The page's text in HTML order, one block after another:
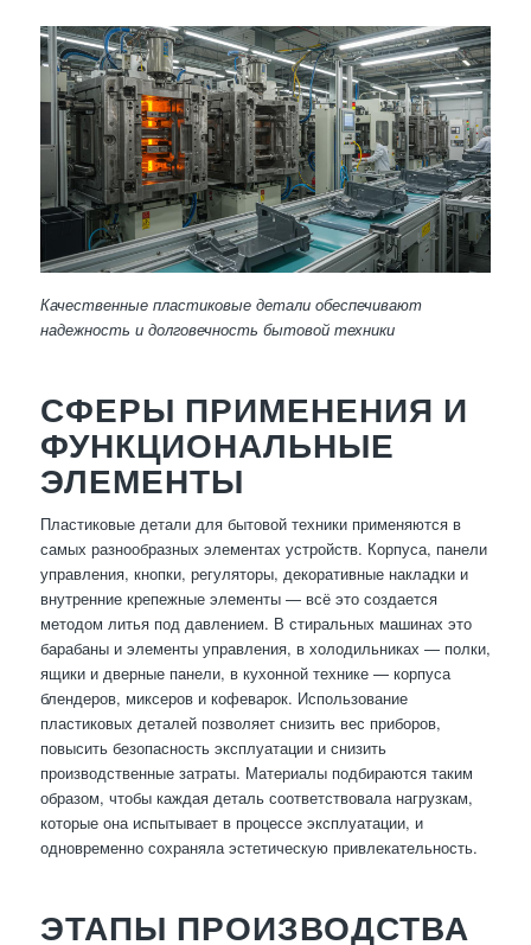
Качественные пластиковые детали обеспечивают
надежность и долговечность бытовой техники
СФЕРЫ ПРИМЕНЕНИЯ И
ФУНКЦИОНАЛЬНЫЕ
ЭЛЕМЕНТЫ
Пластиковые детали для бытовой техники применяются в
самых разнообразных элементах устройств. Корпуса, панели
управления, кнопки, регуляторы, декоративные накладки и
внутренние крепежные элементы — всё это создается
методом литья под давлением. В стиральных машинах это
барабаны и элементы управления, в холодильниках — полки,
ящики и дверные панели, в кухонной технике — корпуса
блендеров, миксеров и кофеварок. Использование
пластиковых деталей позволяет снизить вес приборов,
повысить безопасность эксплуатации и снизить
производственные затраты. Материалы подбираются таким
образом, чтобы каждая деталь соответствовала нагрузкам,
которые она испытывает в процессе эксплуатации, и
одновременно сохраняла эстетическую привлекательность.
ЭТАПЫ ПРОИЗВОДСТВА